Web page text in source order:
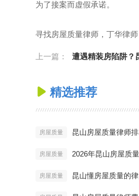
为了接案而虚假承诺。
寻找房屋质量律师，丁华律
上一篇： 遭遇精装房陷阱？
 精选推荐
房屋质量
房屋质量
房屋质量